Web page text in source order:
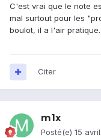
C'est vrai que le note
mal surtout pour les
boulot, il a l'air pratique.
Citer
m1x
Posté(e) 15